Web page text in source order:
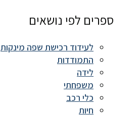
ספרים לפי נושאים
לעידוד רכישת שפה מינקות
התמודדות
לידה
משפחתי
כלי רכב
חיות